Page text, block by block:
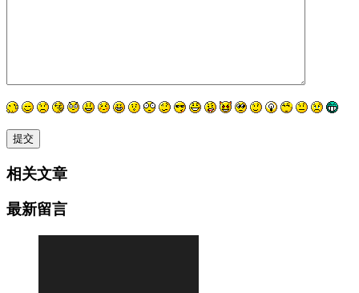
相关文章
最新留言